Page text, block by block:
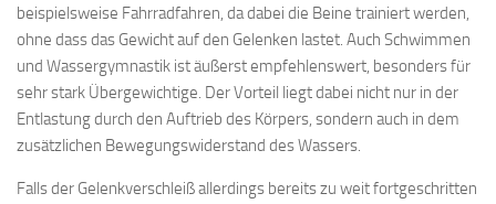
beispielsweise Fahrradfahren, da dabei die Beine trainiert werden,
ohne dass das Gewicht auf den Gelenken lastet. Auch Schwimmen
und Wassergymnastik ist äußerst empfehlenswert, besonders für
sehr stark Übergewichtige. Der Vorteil liegt dabei nicht nur in der
Entlastung durch den Auftrieb des Körpers, sondern auch in dem
zusätzlichen Bewegungswiderstand des Wassers.
Falls der Gelenkverschleiß allerdings bereits zu weit fortgeschritten